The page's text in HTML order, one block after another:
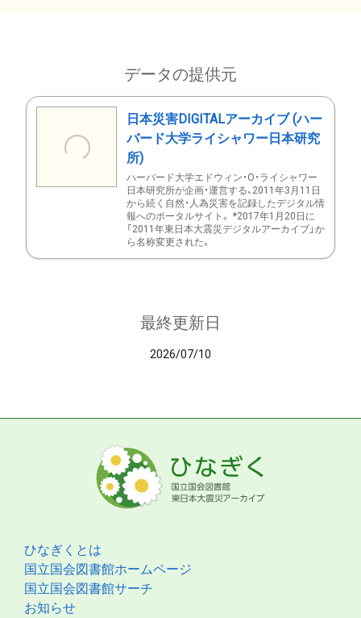
データの提供元
日本災害DIGITALアーカイブ (ハー
バード大学ライシャワー日本研究
所)
ハーバード大学エドウィン・O・ライシャワー
日本研究所が企画・運営する、2011年3月11日
から続く自然・人為災害を記録したデジタル情
報へのポータルサイト。 *2017年1月20日に
「2011年東日本大震災デジタルアーカイブ」か
ら名称変更された。
最終更新日
2026/07/10
ひなぎくとは
国立国会図書館ホームページ
国立国会図書館サーチ
お知らせ